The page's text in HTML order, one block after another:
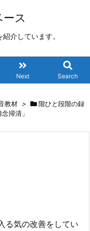
ス
介しています。
Next Search
教材 >
階ひと段階の録
掃清」
る気の改善をしてい